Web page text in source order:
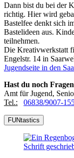
Dann bist du bei der
richtig. Hier wird
Bastelfee denkt sich
Bastelideen aus.
teilnehmen.
Die Kreativwerkstatt
Engelstr. 14 in
Jugendseite in den
Hast du noch
Amt für Jugend,
Tel.:
06838/9007-
FUNtastics